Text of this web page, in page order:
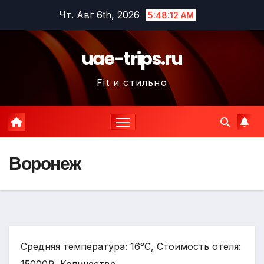
содержимому
Чт. Авг 6th, 2026 5:48:13 AM
uae-trips.ru
Fit и стильно
Воронеж
Средняя температура: 16°C, Стоимость отеля: